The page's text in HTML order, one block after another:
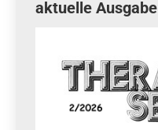
aktuelle Ausgabe